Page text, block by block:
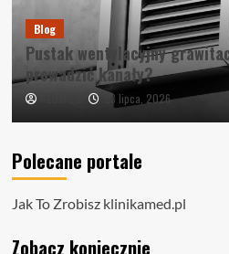
Blog
Pustak wentylacyjny
prowadzić kanały?
23 lipca, 2026
Polecane portale
Jak To Zrobisz klinikamed.pl
Zobacz koniecznie